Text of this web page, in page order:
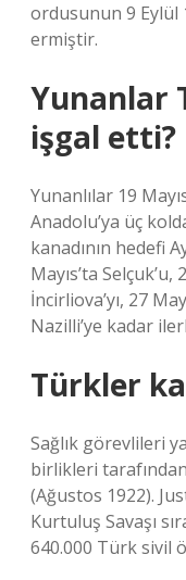
ordusunun 9 Eylül
ermiştir.
Yunanlar
işgal etti?
Yunanlılar 19
Anadolu’ya üç
kanadının hedefi
Mayıs’ta Selçuk’u,
İncirliova’yı, 27
Nazilli’ye kadar
Türkler
Sağlık görevlileri
birlikleri
(Ağustos 1922).
Kurtuluş Savaşı
640.000 Türk sivil